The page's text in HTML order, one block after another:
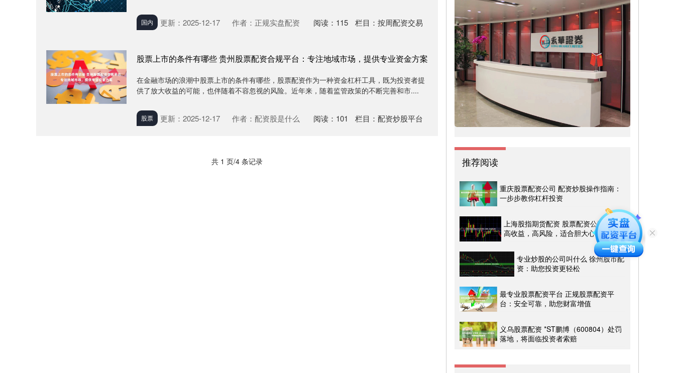
国内 更新：2025-12-17 作者：正规实盘配资 阅读： 115 栏目： 按周配资交易
股票上市的条件有哪些 贵州股票配资合规平台：专注地域市场，提供专业资金方案
在金融市场的浪潮中股票上市的条件有哪些，股票配资作为一种资金杠杆工具，既为投资者提
供了放大收益的可能，也伴随着不容忽视的风险。近年来，随着监管政策的不断完善和市....
股票 更新：2025-12-17 作者：配资股是什么 阅读： 101 栏目： 配资炒股平台
共 1 页/4 条记录 推荐阅读
重庆股票配资公司 配资炒股操作指南：
一步步教你杠杆投资
上海股指期货配资 股票配资公司工作：
高收益，高风险，适合胆大心细者
专业炒股的公司叫什么 徐州股市配
资：助您投资更轻松
最专业股票配资平台 正规股票配资平
台：安全可靠，助您财富增值
义乌股票配资 *ST鹏博（600804）处罚
落地，将面临投资者索赔